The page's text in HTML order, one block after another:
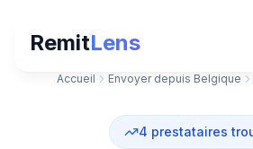
RemitLens
Accueil Envoyer depuis Belgique
4 prestataires